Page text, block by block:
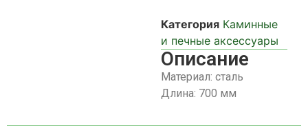
Категория Каминные
и печные аксессуары
Описание
Материал: сталь
Длина: 700 мм